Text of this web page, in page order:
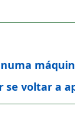
se voltar a